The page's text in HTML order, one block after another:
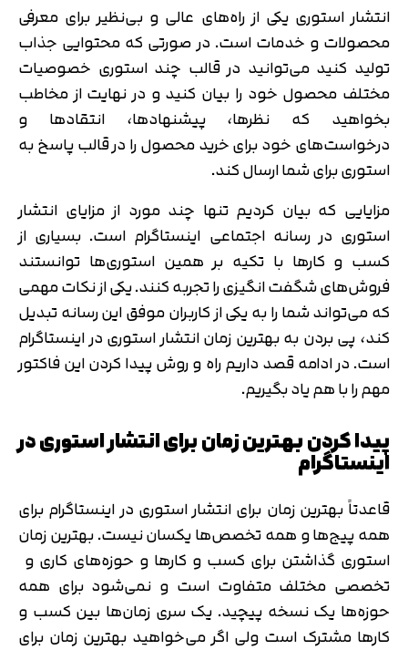
انتشار استوری یکی از راه‌های عالی و بی‌نظیر برای معرفی
محصولات و خدمات است. در صورتی که محتوایی جذاب
تولید کنید می‌توانید در قالب چند استوری خصوصیات
مختلف محصول خود را بیان کنید و در نهایت از مخاطب
بخواهید که نظرها، پیشنهادها، انتقادها و
درخواست‌های خود برای خرید محصول را در قالب پاسخ به
استوری برای شما ارسال کند.
مزایایی که بیان کردیم تنها چند مورد از مزایای انتشار
استوری در رسانه اجتماعی اینستاگرام است. بسیاری از
کسب و کارها با تکیه بر همین استوری‌ها توانستند
فروش‌های شگفت انگیزی را تجربه کنند. یکی از نکات مهمی
که می‌تواند شما را به یکی از کاربران موفق این رسانه تبدیل
کند، پی بردن به بهترین زمان انتشار استوری در اینستاگرام
است. در ادامه قصد داریم راه و روش پیدا کردن این فاکتور
مهم را با هم یاد بگیریم.
پیدا کردن بهترین زمان برای انتشار استوری در
اینستاگرام
قاعدتاً بهترین زمان برای انتشار استوری در اینستاگرام برای
همه پیج‌ها و همه تخصص‌ها یکسان نیست. بهترین زمان
استوری گذاشتن برای کسب و کارها و حوزه‌های کاری و
تخصصی مختلف متفاوت است و نمی‌شود برای همه
حوزه‌ها یک نسخه پیچید. یک سری زمان‌ها بین کسب و
کارها مشترک است ولی اگر می‌خواهید بهترین زمان برای